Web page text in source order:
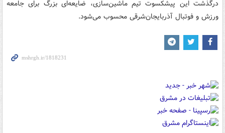
درگذشت این پیشکسوت تیم‌ ماشین‌سازی، ضایعه‌ای بزرگ برای جامعه
ورزش و فوتبال آذربایجان‌شرقی محسوب می‌شود.